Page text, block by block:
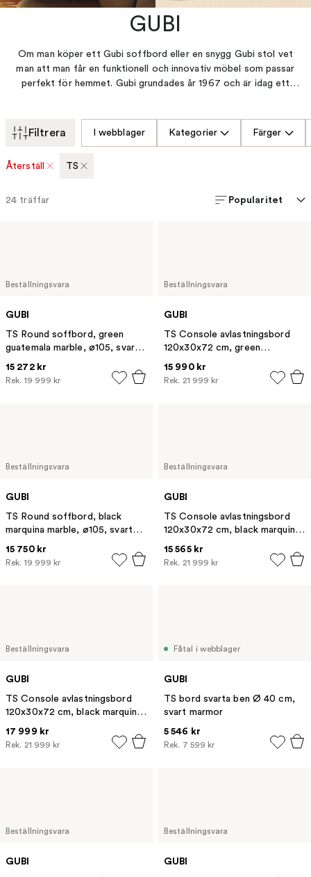
GUBI
Om man köper ett Gubi soffbord eller en snygg Gubi stol vet
man att man får en funktionell och innovativ möbel som passar
perfekt för hemmet. Gubi grundades år 1967 och är idag ett
kombinerar dåtid med nutid för att utveckla det nya. Man
tillverkar funktionella och innovativa produkter för hem och
läggs på det vackra men samtidigt det användbara. Gubi strävar
Filtrera I webblager Kategorier Färger
Återställ TS
24 träffar Popularitet
Beställningsvara
GUBI
TS Round soffbord, green
guatemala marble, ø105, svart
15 272 kr
Rek. 19 999 kr
Beställningsvara
GUBI
TS Console avlastningsbord
120x30x72 cm, green
guatemala marble-svart stativ-
15 990 kr
Rek. 21 999 kr
Beställningsvara
GUBI
TS Round soffbord, black
marquina marble, ø105, svart
stativ
15 750 kr
Rek. 19 999 kr
Beställningsvara
GUBI
TS Console avlastningsbord
120x30x72 cm, black marquina
marble-svart stativ-med bricka
15 565 kr
Rek. 21 999 kr
Beställningsvara
GUBI
TS Console avlastningsbord
120x30x72 cm, black marquina
marble-svart stativ-2
17 999 kr
Rek. 21 999 kr
Fåtal i webblager
GUBI
TS bord svarta ben Ø 40 cm,
svart marmor
5 546 kr
Rek. 7 599 kr
Beställningsvara
GUBI
Beställningsvara
GUBI